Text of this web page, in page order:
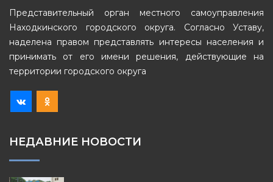
Представительный орган местного самоуправления
Находкинского городского округа. Согласно Уставу,
наделена правом представлять интересы населения и
принимать от его имени решения, действующие на
территории городского округа
НЕДАВНИЕ НОВОСТИ